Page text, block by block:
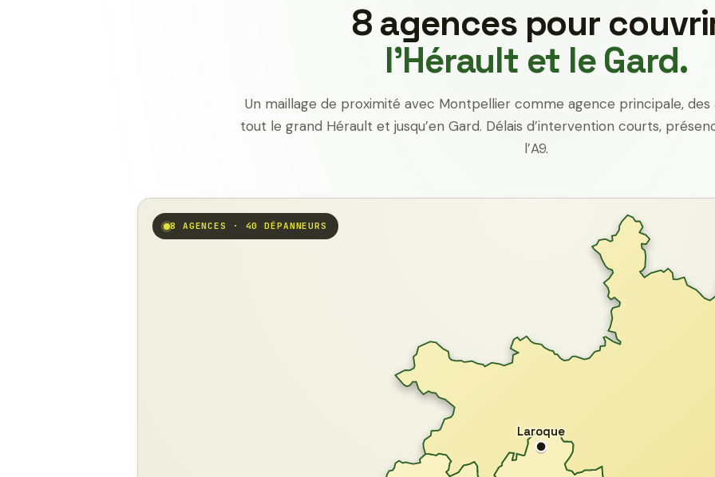
8 agences pour
l’Hérault et le Gard.
Un maillage de proximité avec Montpellier comme agence principale, des
tout le grand Hérault et jusqu’en Gard. Délais d’intervention courts,
l’A9.
Laroque
8 AGENCES · 40 DÉPANNEURS